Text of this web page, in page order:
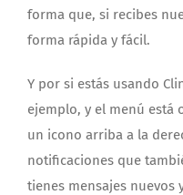
forma que, si recibes
forma rápida y fácil.
Y por si estás usando
ejemplo, y el menú está
un icono arriba a la
notificaciones que
tienes mensajes nuevos